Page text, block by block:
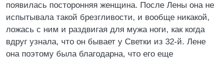
появилась посторонняя женщина. После Лены она не
испытывалa такой брезгливости, и вообще никакой,
ложась с ним и pаздвигая для мужа ноги, как когда
вдруг узнала, что он бывает у Светки из 32-й. Лене
она поэтому была благодарна, что его еще